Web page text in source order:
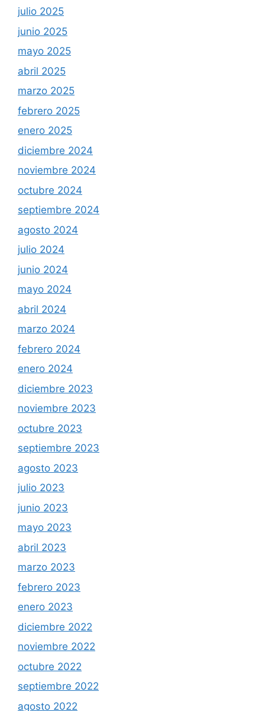
julio 2025
junio 2025
mayo 2025
abril 2025
marzo 2025
febrero 2025
enero 2025
diciembre 2024
noviembre 2024
octubre 2024
septiembre 2024
agosto 2024
julio 2024
junio 2024
mayo 2024
abril 2024
marzo 2024
febrero 2024
enero 2024
diciembre 2023
noviembre 2023
octubre 2023
septiembre 2023
agosto 2023
julio 2023
junio 2023
mayo 2023
abril 2023
marzo 2023
febrero 2023
enero 2023
diciembre 2022
noviembre 2022
octubre 2022
septiembre 2022
agosto 2022